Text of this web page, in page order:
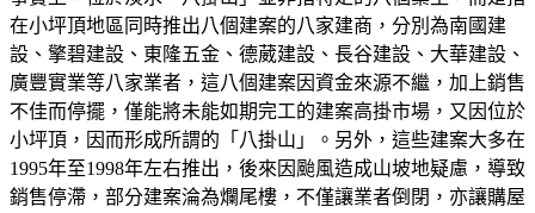
在小坪頂地區同時推出八個建案的八家建商，分別為南國建
設、擎碧建設、東隆五金、德葳建設、長谷建設、大華建設、
廣豐實業等八家業者，這八個建案因資金來源不繼，加上銷售
不佳而停擺，僅能將未能如期完工的建案高掛市場，又因位於
小坪頂，因而形成所謂的「八掛山」。另外，這些建案大多在
1995年至1998年左右推出，後來因颱風造成山坡地疑慮，導致
銷售停滯，部分建案淪為爛尾樓，不僅讓業者倒閉，亦讓購屋